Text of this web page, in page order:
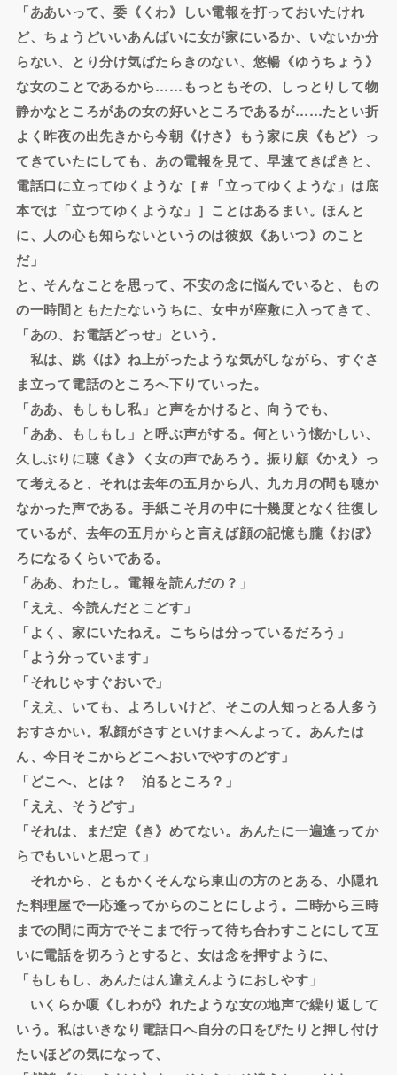
「ああいって、委《くわ》しい電報を打っておいたけれ
ど、ちょうどいいあんばいに女が家にいるか、いないか分
らない、とり分け気ばたらきのない、悠暢《ゆうちょう》
な女のことであるから……もっともその、しっとりして物
静かなところがあの女の好いところであるが……たとい折
よく昨夜の出先きから今朝《けさ》もう家に戻《もど》っ
てきていたにしても、あの電報を見て、早速てきぱきと、
電話口に立ってゆくような［＃「立ってゆくような」は底
本では「立つてゆくような」］ことはあるまい。ほんと
に、人の心も知らないというのは彼奴《あいつ》のこと
だ」
と、そんなことを思って、不安の念に悩んでいると、もの
の一時間ともたたないうちに、女中が座敷に入ってきて、
「あの、お電話どっせ」という。
私は、跳《は》ね上がったような気がしながら、すぐさ
ま立って電話のところへ下りていった。
「ああ、もしもし私」と声をかけると、向うでも、
「ああ、もしもし」と呼ぶ声がする。何という懐かしい、
久しぶりに聴《き》く女の声であろう。振り顧《かえ》っ
て考えると、それは去年の五月から八、九カ月の間も聴か
なかった声である。手紙こそ月の中に十幾度となく往復し
ているが、去年の五月からと言えば顔の記憶も朧《おぼ》
ろになるくらいである。
「ああ、わたし。電報を読んだの？」
「ええ、今読んだとこどす」
「よく、家にいたねえ。こちらは分っているだろう」
「よう分っています」
「それじゃすぐおいで」
「ええ、いても、よろしいけど、そこの人知っとる人多う
おすさかい。私顔がさすといけまへんよって。あんたは
ん、今日そこからどこへおいでやすのどす」
「どこへ、とは？ 泊るところ？」
「ええ、そうどす」
「それは、まだ定《き》めてない。あんたに一遍逢ってか
らでもいいと思って」
それから、ともかくそんなら東山の方のとある、小隠れ
た料理屋で一応逢ってからのことにしよう。二時から三時
までの間に両方でそこまで行って待ち合わすことにして互
いに電話を切ろうとすると、女は念を押すように、
「もしもし、あんたはん違えんようにおしやす」
いくらか嗄《しわが》れたような女の地声で繰り返して
いう。私はいきなり電話口へ自分の口をぴたりと押し付け
たいほどの気になって、